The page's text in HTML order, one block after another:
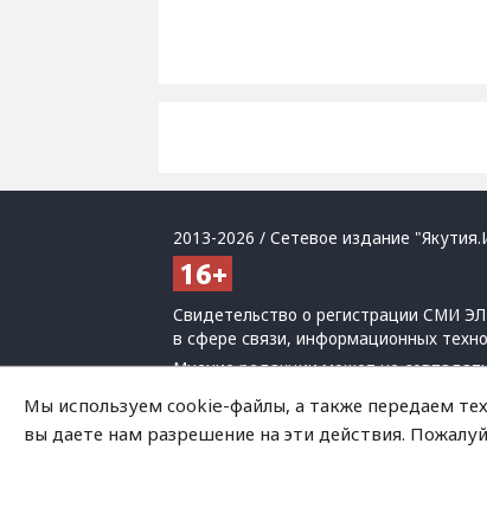
2013-2026 / Сетевое издание
Свидетельство о регистрации СМИ
в сфере связи, информационных
Мнение редакции может не
При использовании материалов
Политика обработки персональных
Мы используем cookie-файлы, а также передаем
вы даете нам разрешение на эти действия.